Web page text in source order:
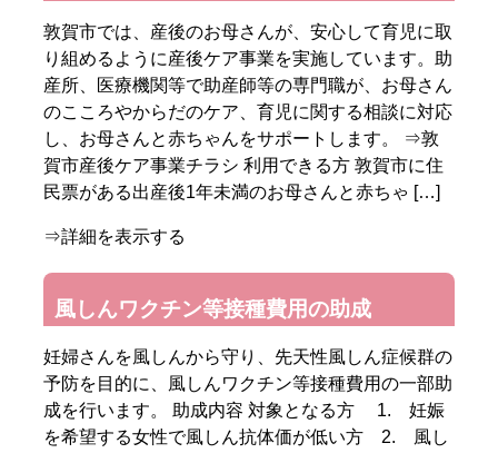
敦賀市では、産後のお母さんが、安心して育児に取
り組めるように産後ケア事業を実施しています。助
産所、医療機関等で助産師等の専門職が、お母さん
のこころやからだのケア、育児に関する相談に対応
し、お母さんと赤ちゃんをサポートします。 ⇒敦
賀市産後ケア事業チラシ 利用できる方 敦賀市に住
民票がある出産後1年未満のお母さんと赤ちゃ […]
⇒詳細を表示する
風しんワクチン等接種費用の助成
妊婦さんを風しんから守り、先天性風しん症候群の
予防を目的に、風しんワクチン等接種費用の一部助
成を行います。 助成内容 対象となる方 1. 妊娠
を希望する女性で風しん抗体価が低い方 2. 風し